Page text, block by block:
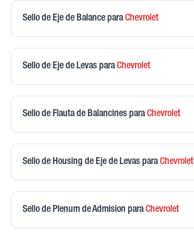
Sello de Eje de Balance paraChevrolet
Sello de Eje de Levas paraChevrolet
Sello de Flauta de Balancines paraChevrolet
Sello de Housing de Eje de Levas paraChevrolet
Sello de Plenum de Admision paraChevrolet